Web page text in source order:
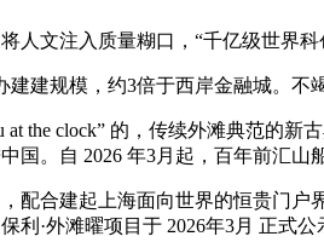
文注入质量糊口，“千亿级世界科
规模，约3倍于西岸金融城。不竭
the clock” 的，传续外滩典范的新
国。自 2026 年3月起，百年前汇山
合建起上海面向世界的恒贵门户界
利·外滩曜项目于 2026年3月 正式公